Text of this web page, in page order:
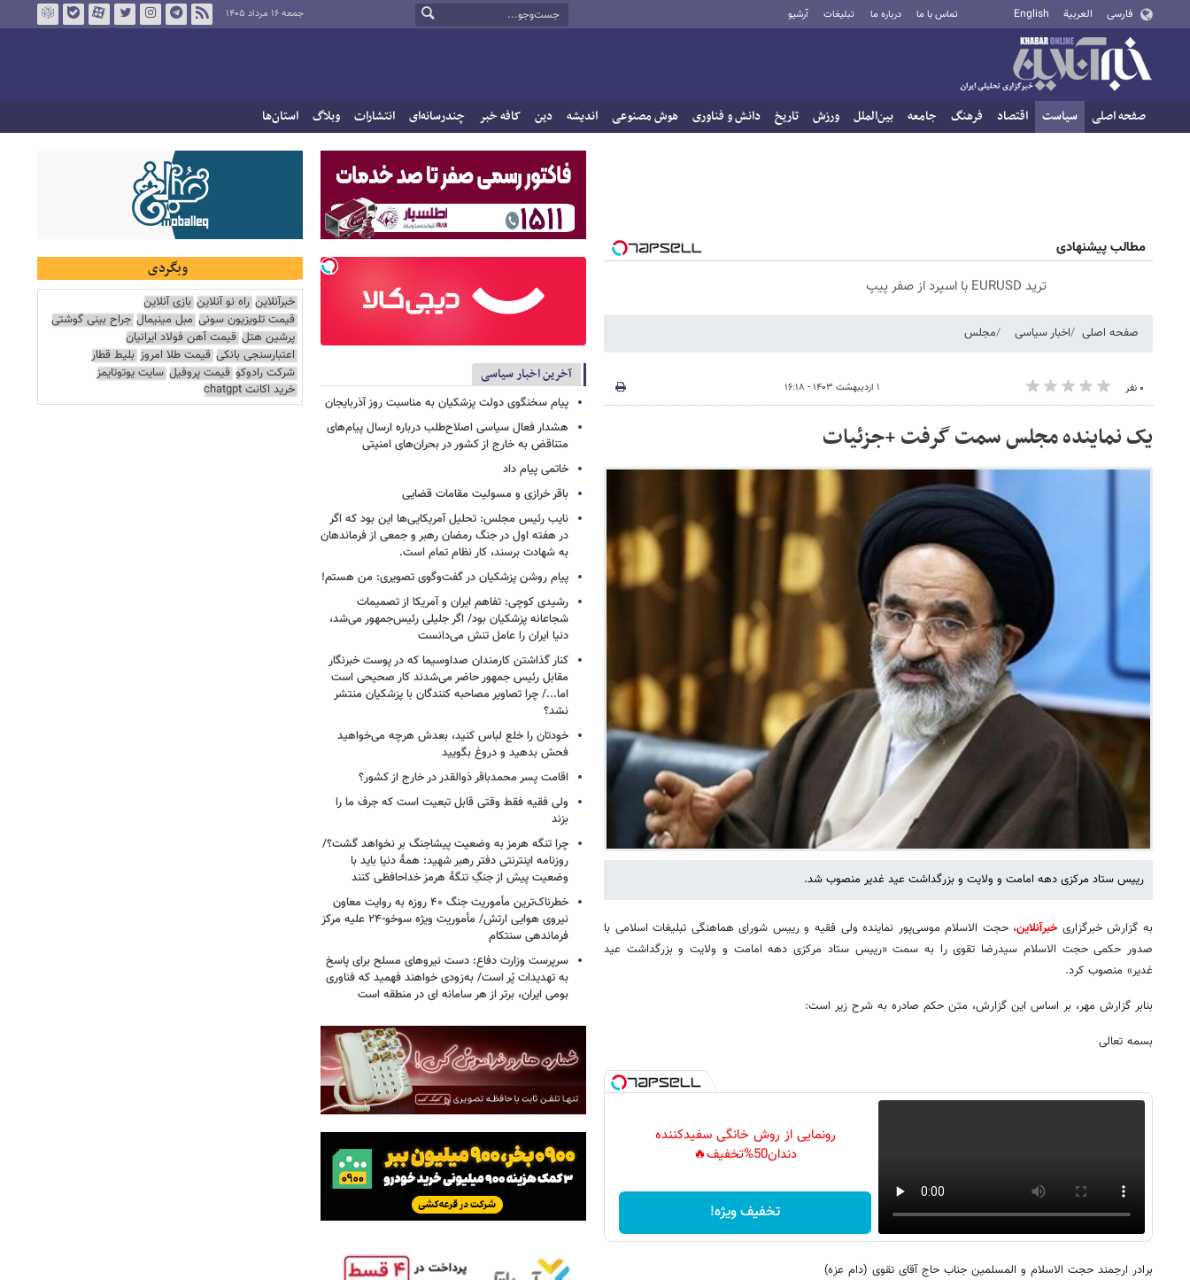
فارسی العربية English تماس با ما درباره ما تبلیغات آرشیو جمعه ۱۶ مرداد ۱۴۰۵
صفحه اصلی سیاست اقتصاد فرهنگ جامعه بین‌الملل ورزش تاریخ دانش و فناوری هوش مصنوعی اندیشه دین کافه خبر چندرسانه‌ای انتشارات وبلاگ استان‌ها
مطالب پیشنهادی
ترید EURUSD با اسپرد از صفر پیپ
صفحه اصلی اخبار سیاسی مجلس
۰ نفر ۱ اردیبهشت ۱۴۰۳ - ۱۶:۱۸
یک نماینده مجلس سمت گرفت +جزئیات
رییس ستاد مرکزی دهه امامت و ولایت و بزرگداشت عید غدیر منصوب شد.
به گزارش خبرگزاریخبرآنلاین، حجت الاسلام موسی‌پور نماینده ولی فقیه و رییس شورای هماهنگی تبلیغات اسلامی با
صدور حکمی حجت الاسلام سیدرضا تقوی را به سمت «رییس ستاد مرکزی دهه امامت و ولایت و بزرگداشت عید
غدیر» منصوب کرد.
بنابر گزارش مهر، بر اساس این گزارش، متن حکم صادره به شرح زیر است:
بسمه تعالی
رونمایی از روش خانگی سفیدکننده
دندان50%تخفیف🔥
تخفیف ویژه!
برادر ارجمند حجت الاسلام و المسلمین جناب حاج آقای تقوی (دام عزه)
آخرین اخبار سیاسی
پیام سخنگوی دولت پزشکیان به مناسبت روز آذربایجان
هشدار فعال سیاسی اصلاح‌طلب درباره ارسال پیام‌های
متناقض به خارج از کشور در بحران‌های امنیتی
خاتمی پیام داد
باقر خرازی و مسولیت مقامات قضایی
نایب رئیس مجلس: تحلیل آمریکایی‌ها این بود که اگر
در هفته اول در جنگ رمضان رهبر و جمعی از فرماندهان
به شهادت برسند، کار نظام تمام است.
پیام روشن پزشکیان در گفت‌وگوی تصویری: من هستم!
رشیدی کوچی: تفاهم ایران و آمریکا از تصمیمات
شجاعانه پزشکیان بود/ اگر جلیلی رئیس‌جمهور می‌شد،
دنیا ایران را عامل تنش می‌دانست
کنار گذاشتن کارمندان صداوسیما که در پوست خبرنگار
مقابل رئیس جمهور حاضر می‌شدند کار صحیحی است
اما.../ چرا تصاویر مصاحبه کنندگان با پزشکیان منتشر
نشد؟
خودتان را خلع لباس کنید، بعدش هرچه می‌خواهید
فحش بدهید و دروغ بگویید
اقامت پسر محمدباقر ذوالقدر در خارج از کشور؟
ولی فقیه فقط وقتی قابل تبعیت است که جرف ما را
بزند
چرا تنگه هرمز به وضعیت پیشاجنگ بر نخواهد گشت؟/
روزنامه اینترنتی دفتر رهبر شهید: همۀ دنیا باید با
وضعیت پیش از جنگِ تنگۀ هرمز خداحافظی کنند
خطرناک‌ترین مأموریت جنگ ۴۰ روزه به روایت معاون
نیروی هوایی ارتش/ مأموریت ویژه سوخو-۲۴ علیه مرکز
فرماندهی سنتکام
سرپرست وزارت دفاع: دست نیروهای مسلح برای پاسخ
به تهدیدات پُر است/ به‌زودی خواهند فهمید که فناوری
بومی ایران، برتر از هر سامانه ای در منطقه است
وبگردی
خبرآنلاین راه نو آنلاین بازی آنلاین
قیمت تلویزیون سونی مبل مینیمال جراح بینی گوشتی
پرشین هتل قیمت آهن فولاد ایرانیان
اعتبارسنجی بانکی قیمت طلا امروز بلیط قطار
شرکت رادوکو قیمت پروفیل سایت یوتوتایمز
خرید اکانت chatgpt